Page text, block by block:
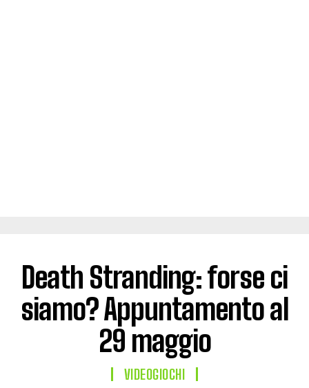
Death Stranding: forse ci
siamo? Appuntamento al
29 maggio
VIDEOGIOCHI